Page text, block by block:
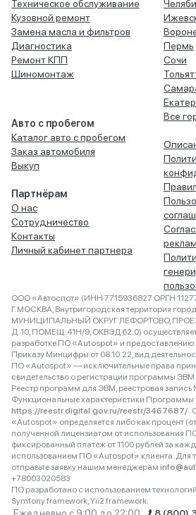
Техническое обслуживание
Кузовной ремонт
Замена масла и фильтров
Диагностика
Ремонт КПП
Шиномонтаж
Авто с пробегом
Каталог авто с пробегом
Заказ автомобиля
Выкуп
Партнёрам
О нас
Сотрудничество
Контакты
Личный кабинет партнера
Пермь
Сочи
Все
ООО «Автоспот» (ИНН 7715936827 ОРГН
Г.МОСКВА, Внутригородская территория
МУНИЦИПАЛЬНЫЙ ОКРУГ ЛЕФОРТОВО,
Д. 10, ПОМЕЩ. 41Н/9, ОКВЭД 62.0) осуществляет
разработке ПО «Autospot» и
Приказу Минцифры от 08.10.22, вид
ПО «Autospot» — исключительные права
свидетельство о регистрации программы
Реестр программ для ЭВМ, реестровая запись
Функциональные характеристики Программы
https://reestr.digital.gov.ru/reestr/3467687/ .
«Autospot» определяется либо как процент
полученной лицензиатом от использования
фиксированный платеж от 1100 рублей за
использованием ПО «Autospot» клиента. Для
отправьте заявку нашим менеджерам
+78003020583
ПО разработано с использованием
Symfony framework, Yii2 framework.